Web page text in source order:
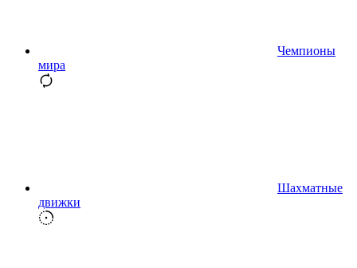
Чемпионы
мира
Шахматные
движки